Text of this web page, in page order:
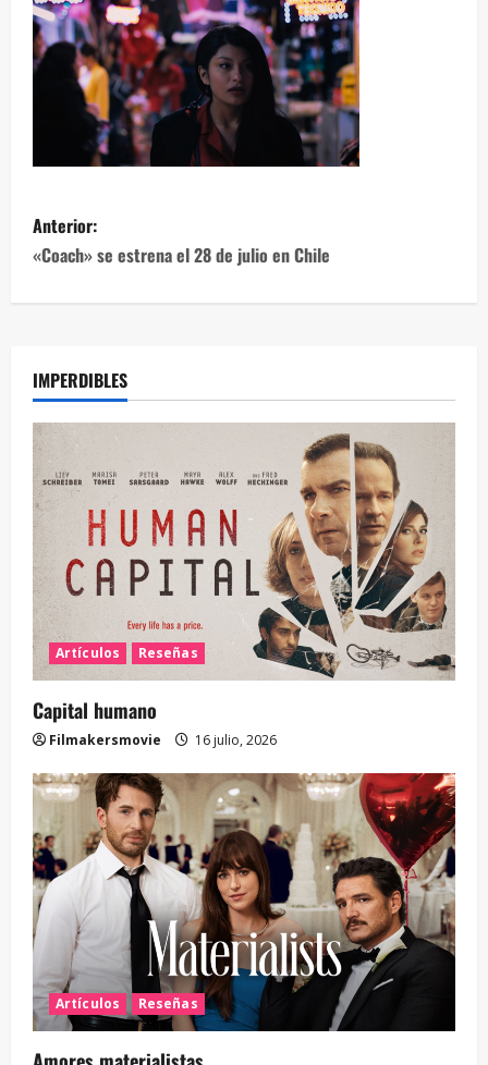
Anterior:
«Coach» se estrena el 28 de julio en Chile
IMPERDIBLES
Artículos Reseñas
Capital humano
Filmakersmovie 16 julio, 2026
Artículos Reseñas